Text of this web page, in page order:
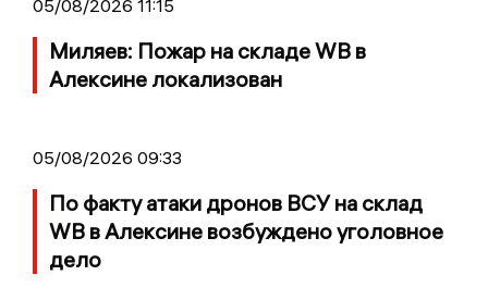
05/08/2026 11:15
Миляев: Пожар на складе WB в
Алексине локализован
05/08/2026 09:33
По факту атаки дронов ВСУ на склад
WB в Алексине возбуждено уголовное
дело